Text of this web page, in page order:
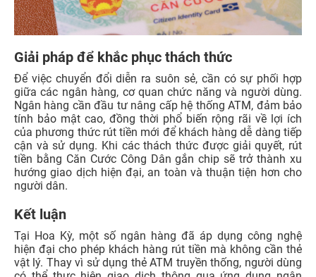
Giải pháp để khắc phục thách thức
Để việc chuyển đổi diễn ra suôn sẻ, cần có sự phối hợp
giữa các ngân hàng, cơ quan chức năng và người dùng.
Ngân hàng cần đầu tư nâng cấp hệ thống ATM, đảm bảo
tính bảo mật cao, đồng thời phổ biến rộng rãi về lợi ích
của phương thức rút tiền mới để khách hàng dễ dàng tiếp
cận và sử dụng. Khi các thách thức được giải quyết, rút
tiền bằng Căn Cước Công Dân gắn chip sẽ trở thành xu
hướng giao dịch hiện đại, an toàn và thuận tiện hơn cho
người dân.
Kết luận
Tại Hoa Kỳ, một số ngân hàng đã áp dụng công nghệ
hiện đại cho phép khách hàng rút tiền mà không cần thẻ
vật lý. Thay vì sử dụng thẻ ATM truyền thống, người dùng